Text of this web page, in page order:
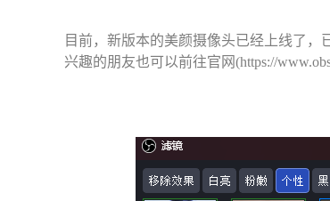
目前，新版本的美颜摄像头已经上线了
兴趣的朋友也可以前往官网(https://